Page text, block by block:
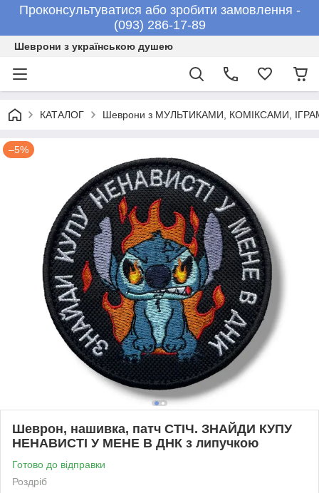
Проконсультуватися або зробити замовлення -
(093) 286-17-89
Шеврони з українською душею
КАТАЛОГ Шеврони з МУЛЬТИКАМИ, КОМІКСАМИ,
–5%
Шеврон, нашивка, патч СТІЧ. ЗНАЙДИ КУПУ
НЕНАВИСТІ У МЕНЕ В ДНК з липучкою
Готово до відправки
Роздріб